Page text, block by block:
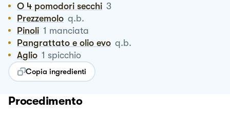
O 4 pomodori secchi 3
Prezzemolo q.b.
Pinoli 1 manciata
Pangrattato e olio evo q.b.
Aglio 1 spicchio
Copia ingredienti
Procedimento